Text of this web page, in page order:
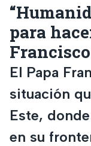
para
Francisco
El Papa
situación
Este,
en su